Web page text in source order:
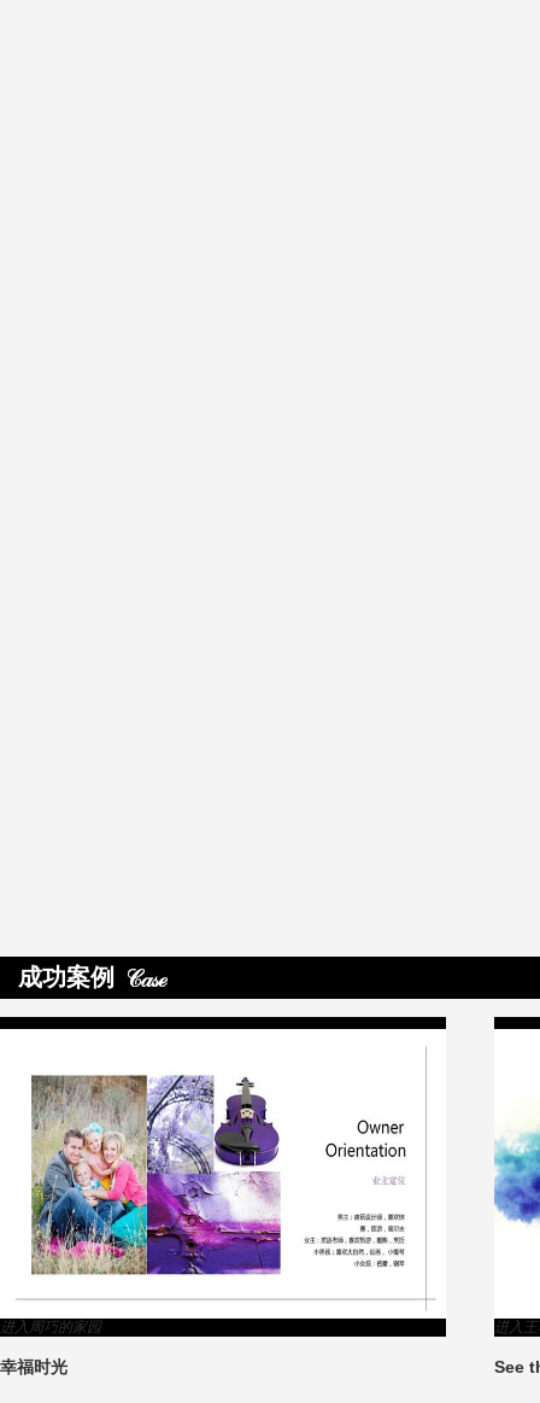
成功案例
进入周巧的家园
幸福时光
进入
See
>